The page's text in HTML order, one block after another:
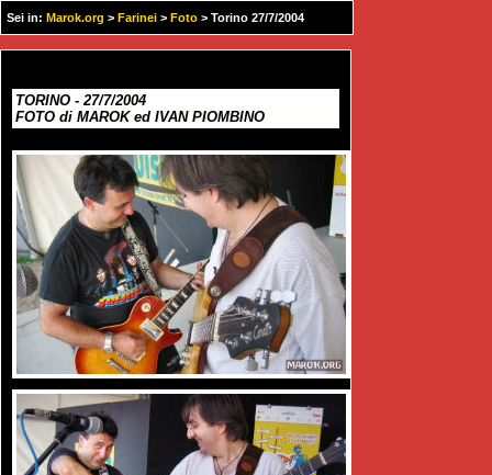
Sei in: Marok.org > Farinei > Foto > Torino 27/7/2004
TORINO - 27/7/2004
FOTO di MAROK ed IVAN PIOMBINO